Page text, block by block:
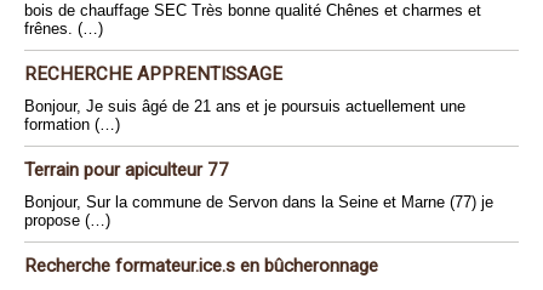
bois de chauffage SEC Très bonne qualité Chênes et charmes et
frênes. (…)
RECHERCHE APPRENTISSAGE
Bonjour, Je suis âgé de 21 ans et je poursuis actuellement une
formation (…)
Terrain pour apiculteur 77
Bonjour, Sur la commune de Servon dans la Seine et Marne (77) je
propose (…)
Recherche formateur.ice.s en bûcheronnage